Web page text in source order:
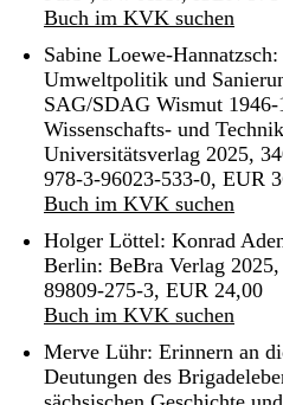
Buch im KVK suchen
Sabine Loewe-
Umweltpolitik und
SAG/SDAG Wismut
Wissenschafts- und
Universitätsverlag 2025,
978-3-96023-533-0, EUR
Buch im KVK suchen
Holger Löttel: Konrad
Berlin: BeBra Verlag
89809-275-3, EUR 24,00
Buch im KVK suchen
Merve Lühr: Erinnern an
Deutungen des